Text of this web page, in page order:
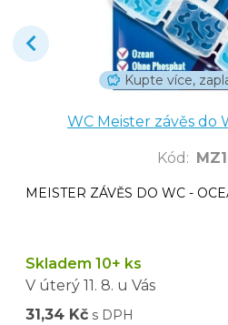
Kupte více,
WC Meister závěs do
Kód :
MEISTER ZÁVĚS DO WC -
Skladem 10+ ks
V úterý 11. 8. u Vás
31,34 Kč s DPH